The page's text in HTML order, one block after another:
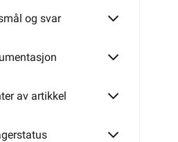
og svar
av artikkel